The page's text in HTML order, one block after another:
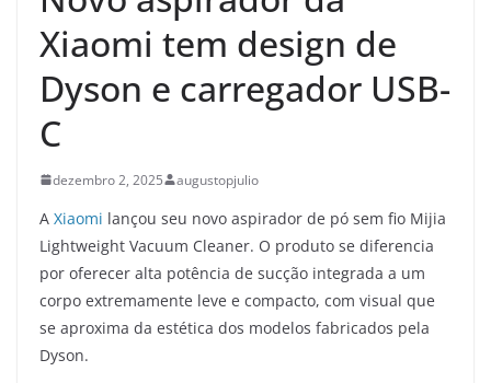
Xiaomi tem design de
Dyson e carregador USB-
C
dezembro 2, 2025 augustopjulio
A Xiaomi lançou seu novo aspirador de pó sem fio Mijia
Lightweight Vacuum Cleaner. O produto se diferencia
por oferecer alta potência de sucção integrada a um
corpo extremamente leve e compacto, com visual que
se aproxima da estética dos modelos fabricados pela
Dyson.